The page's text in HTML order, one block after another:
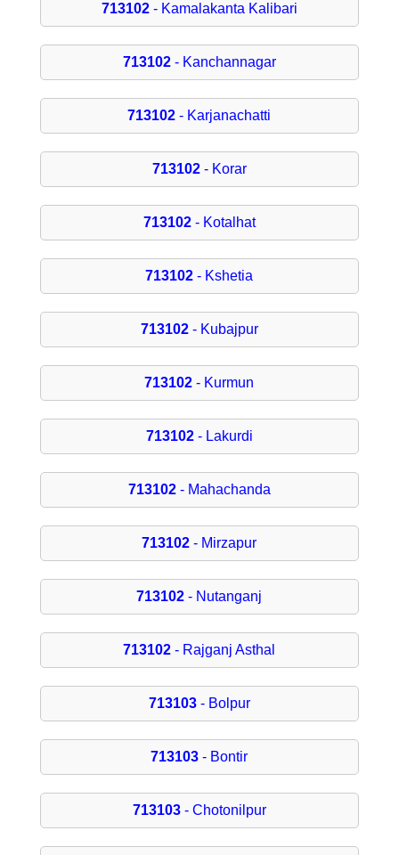
713102- Kamalakanta Kalibari
713102- Kanchannagar
713102 - Karjanachatti
713102- Korar
713102- Kotalhat
713102 - Kshetia
713102- Kubajpur
713102 - Kurmun
713102- Lakurdi
713102- Mahachanda
713102 - Mirzapur
713102 - Nutanganj
713102 - Rajganj Asthal
713103- Bolpur
713103 - Bontir
713103- Chotonilpur